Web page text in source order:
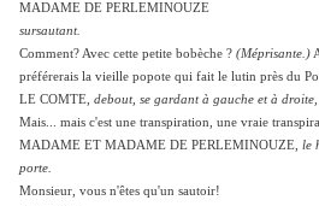
MADAME DE PERLEMINOUZE
sursautant.
Comment? Avec cette petite bobèche ? (Méprisante.)
préférerais la vieille popote qui fait le lutin près du
LE COMTE, debout, se gardant à gauche et à
Mais... mais c'est une transpiration, une vraie
MADAME ET MADAME DE PERLEMINOUZE, le
porte.
Monsieur, vous n'êtes qu'un sautoir!